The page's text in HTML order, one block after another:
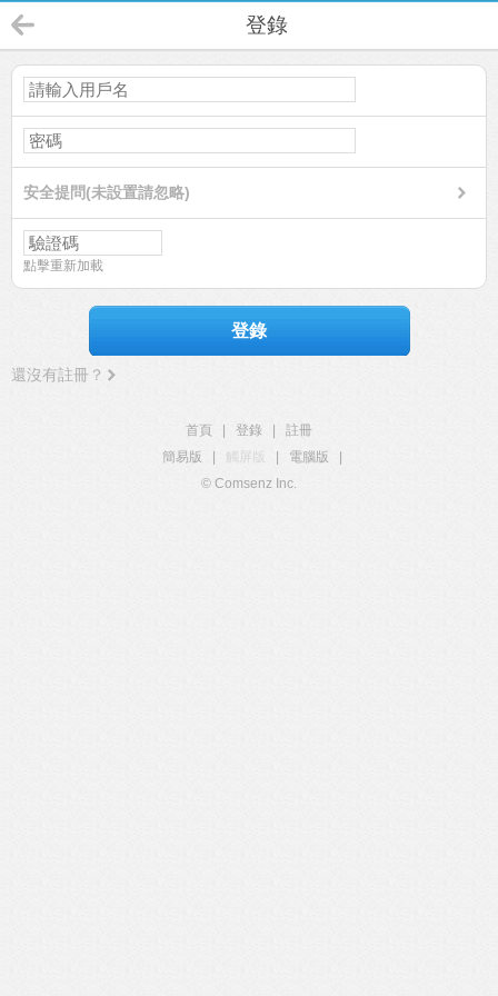
登錄
安全提問(未設置請忽略)
點擊重新加載
登錄
還沒有註冊？
首頁 登錄
註冊
簡易版
觸屏版 電腦版
© Comsenz Inc.